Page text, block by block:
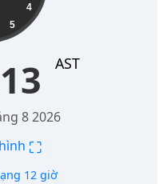
4
5
AST
8 2026
⛶
12 giờ